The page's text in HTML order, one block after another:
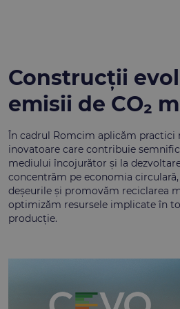
Construcții
emisii de CO₂
În cadrul Romcim aplicăm practici
inovatoare care contribuie
mediului încojurător și la
concentrăm pe economia
deșeurile și promovăm reciclarea
optimizăm resursele implicate în
producție.